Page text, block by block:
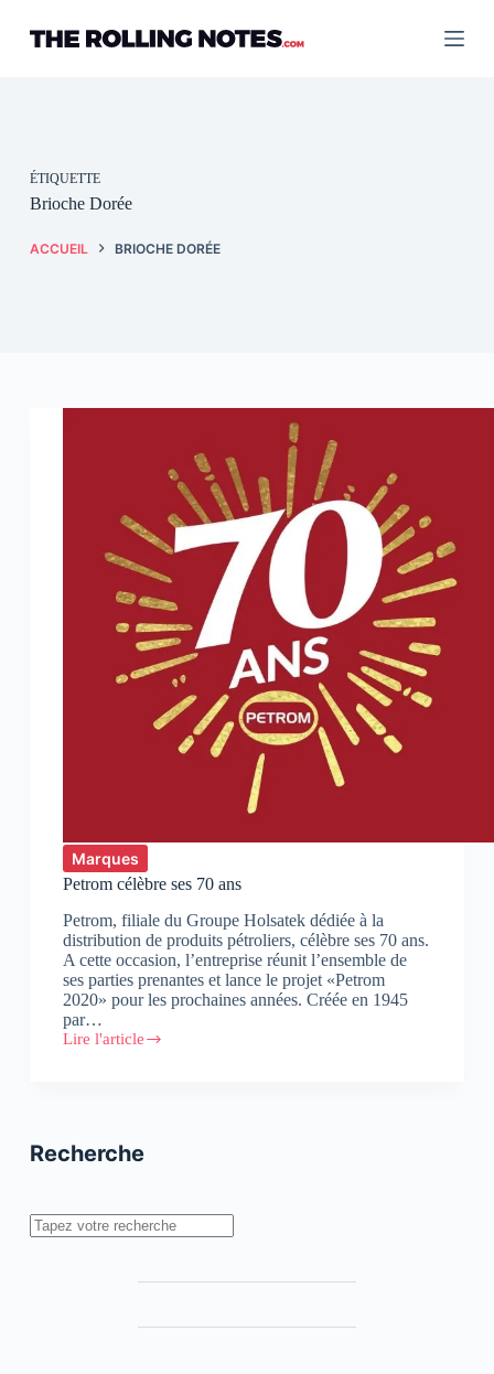
contenu
ÉTIQUETTE
Brioche Dorée
ACCUEIL BRIOCHE DORÉE
Marques
Petrom célèbre ses 70 ans
Petrom, filiale du Groupe Holsatek dédiée à la
distribution de produits pétroliers, célèbre ses 70 ans.
A cette occasion, l’entreprise réunit l’ensemble de
ses parties prenantes et lance le projet «Petrom
2020» pour les prochaines années. Créée en 1945
par…
Lire l'article
Petrom
Recherche
Rechercher